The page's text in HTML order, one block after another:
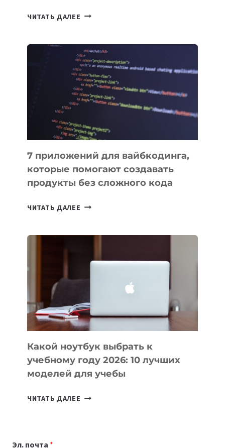
ЧИТАТЬ ДАЛЕЕ ТАСК-
ПОЛЕЗНЫХ
ИНСТРУМЕНТОВ
ДЛЯ
РАБОТЫ
7 приложений для вайбкодинга,
которые помогают создавать
продукты без сложного кода
ЧИТАТЬ ДАЛЕЕ 7
ПОМОГАЮТ
СОЗДАВАТЬ
БЕЗ
СЛОЖНОГО
КОДА
Какой ноутбук выбрать к
учебному году 2026: 10 лучших
моделей для учебы
ЧИТАТЬ ДАЛЕЕ КАКОЙ
Эл. почта *